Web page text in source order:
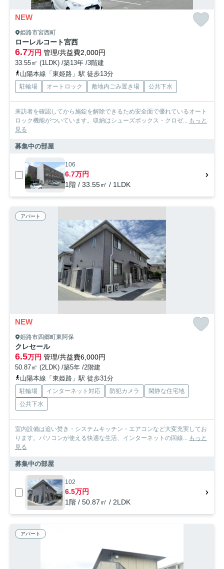
NEW
姫路市宮西町
ローレルコート宮西
6.7万円 管理/共益費2,000円
33.55㎡ (1LDK) /築13年 /3階建
山陽本線「東姫路」駅 徒歩13分
駐輪場 オートロック 敷地内ごみ置き場 公共下水
来訪者を確認してから施錠を解除できるため安全面で優れているオート
ロック機能がついています。収納はシューズボックス・クロゼ... もっと
見る
募集中の部屋
106
6.7万円
1階 / 33.55㎡ / 1LDK
アパート
NEW
姫路市四郷町東阿保
クレセール
6.5万円 管理/共益費6,000円
50.87㎡ (2LDK) /築5年 /2階建
山陽本線「東姫路」駅 徒歩31分
駐輪場 インターネット対応 防犯カメラ
閑静な住宅地
公共下水
室内設備は追い焚き・システムキッチン・エアコンなど大変充実してお
ります。パソコンが使える快適な生活、インターネットの回線... もっと
見る
募集中の部屋
102
6.5万円
1階 / 50.87㎡ / 2LDK
アパート